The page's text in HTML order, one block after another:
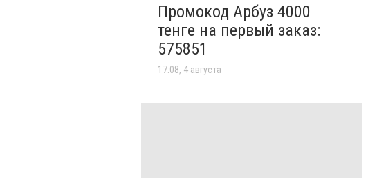
Промокод Арбуз 4000
тенге на первый заказ:
575851
17:08, 4 августа